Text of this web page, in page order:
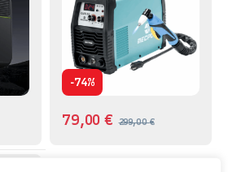
-74%
79,00€ 299,00€